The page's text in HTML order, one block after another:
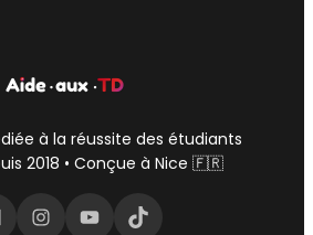
à la réussite des étudiants
2018 • Conçue à Nice 🇫🇷
Instagram
YouTube
TikTok